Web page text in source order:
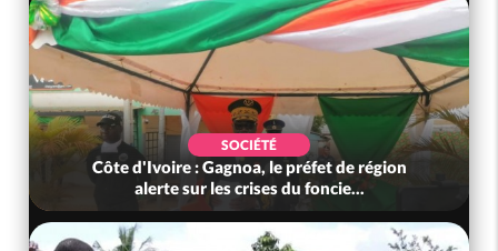
SOCIÉTÉ
Côte d'Ivoire : Gagnoa, le préfet de région
alerte sur les crises du foncie...